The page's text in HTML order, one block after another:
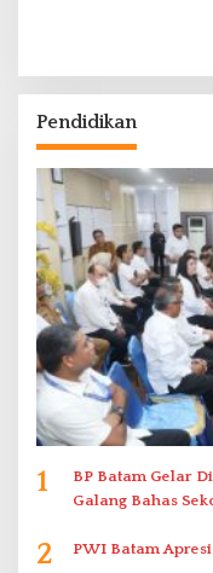
Pendidikan
1
BP Batam Gelar
Galang Bahas
2 PWI Batam